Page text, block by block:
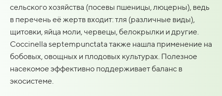
сельского хозяйства (посевы пшеницы, люцерны), ведь
в перечень её жертв входит: тля (различные виды),
щитовки, яйца моли, червецы, белокрылки и другие.
Coccinella septempunctata также нашла применение на
бобовых, овощных и плодовых культурах. Полезное
насекомое эффективно поддерживает баланс в
экосистеме.